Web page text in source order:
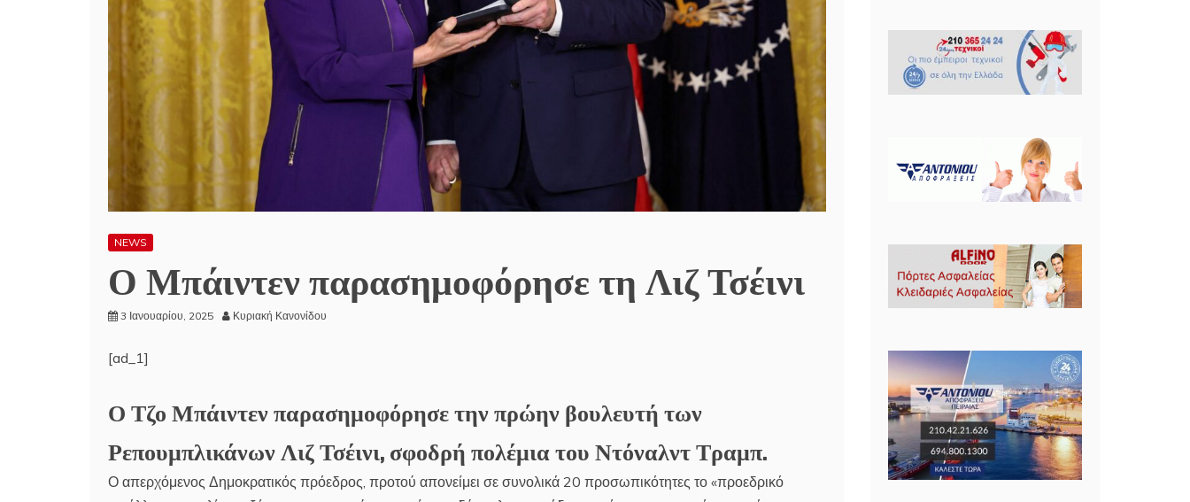
NEWS
Ο Μπάιντεν παρασημοφόρησε τη Λιζ Τσέινι
3 Ιανουαρίου, 2025 Κυριακή Κανονίδου
[ad_1]
Ο Τζο Μπάιντενπαρασημοφόρησε την πρώην βουλευτή των
Ρεπουμπλικάνων Λιζ Τσέινι, σφοδρή πολέμια του Ντόναλντ Τραμπ.
Ο απερχόμενος Δημοκρατικός πρόεδρος, προτού απονείμει σε συνολικά 20 προσωπικότητες το «προεδρικό